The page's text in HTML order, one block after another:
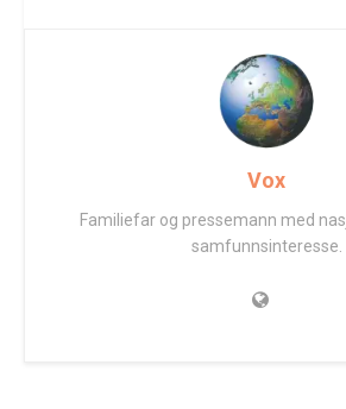
Vox
Familiefar og pressemann med
samfunnsinteresse.